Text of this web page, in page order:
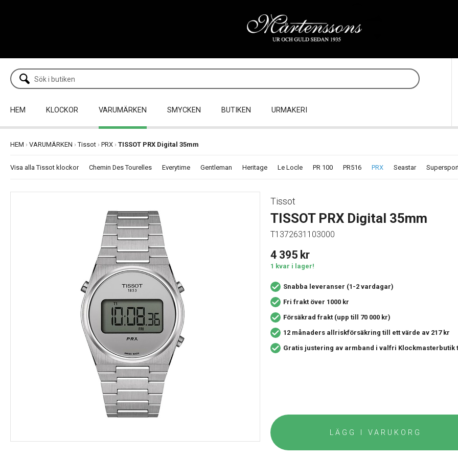
HEM KLOCKOR VARUMÄRKEN SMYCKEN BUTIKEN URMAKERI
HEM › VARUMÄRKEN ›Tissot › PRX › TISSOT PRX Digital 35mm
Visa alla Tissot klockor Chemin Des Tourelles Everytime Gentleman Heritage Le Locle PR 100 PR516 PRX Seastar
Tissot
TISSOT PRX Digital 35mm
T1372631103000
4 395 kr
1 kvar i lager!
Snabba leveranser (1-2 vardagar)
Fri frakt över 1000 kr
Försäkrad frakt (upp till 70 000 kr)
12 månaders allriskförsäkring till ett värde av 217 kr
Gratis justering av armband i valfri Klockmasterbutik
LÄGG I VARUKORG